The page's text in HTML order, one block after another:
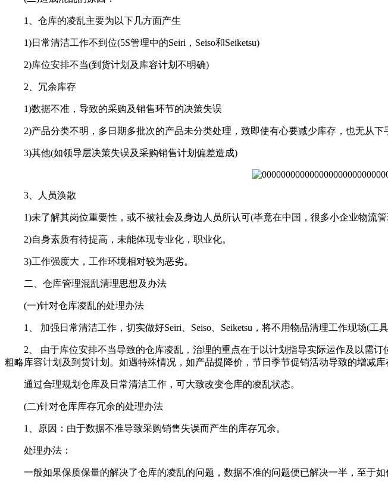
1、仓库的凌乱主要为以下几方面产生
1)日常清洁工作不到位(5S管理中的Seiri，Seiso和Seiketsu)
2)库位安排不当(到货计划及库容计划不明确)
2、冗余库存
1)数据不准，导致的采购及销售环节的决策失误
2)产品分类不明，多日期多批次的产品未分类处理，致即使有心要减少库存，也无从下
3)其他(如领导层决策失误及采购销售计划偏差造成)
3、人员涣散
1)未了解其岗位重要性，或不被社会及身边人员所认可(毕竟在中国，很多小企业物流
2)自身素质有待提高，未能体现专业化，职业化。
3)工作强度大，工作环境相对较为恶劣。
二、仓库管理混乱清理思想及办法
(一)针对仓库凌乱的处理办法
1、 加强日常清洁工作，切实做好Seiri、Seiso、Seiketsu，将不用物品清理工作现场(工
2、 由于库位安排不当导致的仓库凌乱，治理的重点在于以计划指导实际运作及以需订
粗略库容计划及到货计划。如遇特殊情况，如产品提降价，节日季节促销活动导致的增减
通过合理规划仓库及日常清洁工作，可大致改变仓库的凌乱状态。
(二)针对仓库库存冗余的处理办法
1、原因：由于数据不准导致采购销售失误而产生的库存冗余。
处理办法：
一般如果保质保量的解决了仓库的凌乱的问题，数据不准的问题便已解决一半，至于如